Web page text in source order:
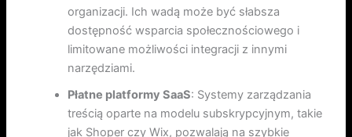
organizacji. Ich wadą może być słabsza
dostępność wsparcia społecznościowego i
limitowane możliwości integracji z innymi
narzędziami.
Płatne platformy SaaS: Systemy zarządzania
treścią oparte na modelu subskrypcyjnym, takie
jak Shoper czy Wix, pozwalają na szybkie